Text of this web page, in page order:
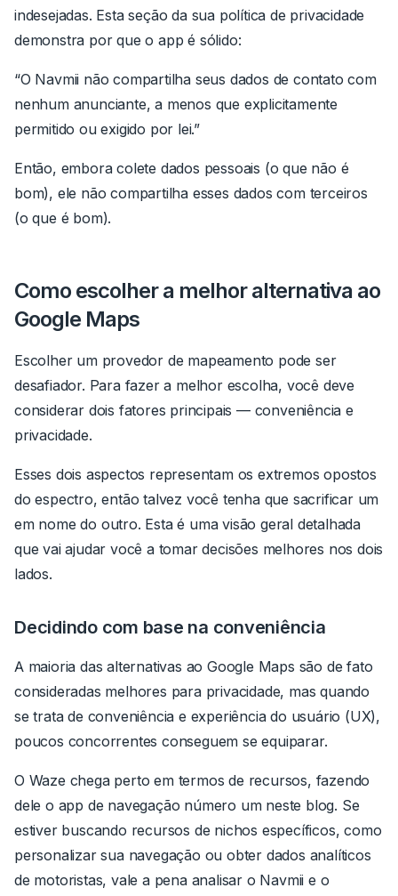
indesejadas. Esta seção da sua política de privacidade
demonstra por que o app é sólido:
“O Navmii não compartilha seus dados de contato com
nenhum anunciante, a menos que explicitamente
permitido ou exigido por lei.”
Então, embora colete dados pessoais (o que não é
bom), ele não compartilha esses dados com terceiros
(o que é bom).
Como escolher a melhor alternativa ao
Google Maps
Escolher um provedor de mapeamento pode ser
desafiador. Para fazer a melhor escolha, você deve
considerar dois fatores principais — conveniência e
privacidade.
Esses dois aspectos representam os extremos opostos
do espectro, então talvez você tenha que sacrificar um
em nome do outro. Esta é uma visão geral detalhada
que vai ajudar você a tomar decisões melhores nos dois
lados.
Decidindo com base na conveniência
A maioria das alternativas ao Google Maps são de fato
consideradas melhores para privacidade, mas quando
se trata de conveniência e experiência do usuário (UX),
poucos concorrentes conseguem se equiparar.
O Waze chega perto em termos de recursos, fazendo
dele o app de navegação número um neste blog. Se
estiver buscando recursos de nichos específicos, como
personalizar sua navegação ou obter dados analíticos
de motoristas, vale a pena analisar o Navmii e o